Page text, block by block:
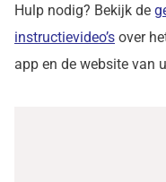
Hulp nodig? Bekijk de
instructievideo’s over
app en de website van